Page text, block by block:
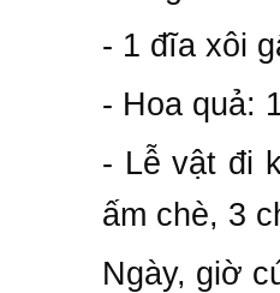
- 1 đĩa xôi
- Hoa quả:
- Lễ vật đi
ấm chè, 3
Ngày, giờ